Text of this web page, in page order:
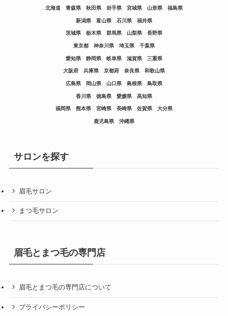
北海道 青森県 秋田県 岩手県 宮城県 山形県 福島県
新潟県 富山県 石川県 福井県
茨城県 栃木県 群馬県 山梨県 長野県
東京都 神奈川県 埼玉県 千葉県
愛知県 静岡県 岐阜県 滋賀県 三重県
大阪府 兵庫県 京都府 奈良県 和歌山県
広島県 岡山県 山口県 島根県 鳥取県
香川県 徳島県 愛媛県 高知県
福岡県 熊本県 宮崎県 長崎県 佐賀県 大分県
鹿児島県 沖縄県
サロンを探す
眉毛サロン
まつ毛サロン
眉毛とまつ毛の専門店
眉毛とまつ毛の専門店について
プライバシーポリシー